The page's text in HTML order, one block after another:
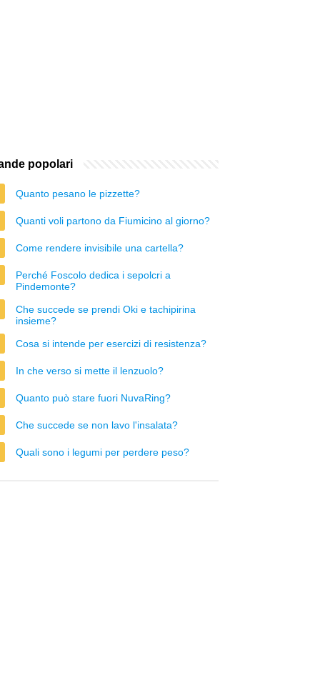
popolari
Quanto pesano le pizzette?
Quanti voli partono da Fiumicino al giorno?
Come rendere invisibile una cartella?
Perché Foscolo dedica i sepolcri a
Pindemonte?
Che succede se prendi Oki e tachipirina
insieme?
Cosa si intende per esercizi di resistenza?
In che verso si mette il lenzuolo?
Quanto può stare fuori NuvaRing?
Che succede se non lavo l'insalata?
Quali sono i legumi per perdere peso?